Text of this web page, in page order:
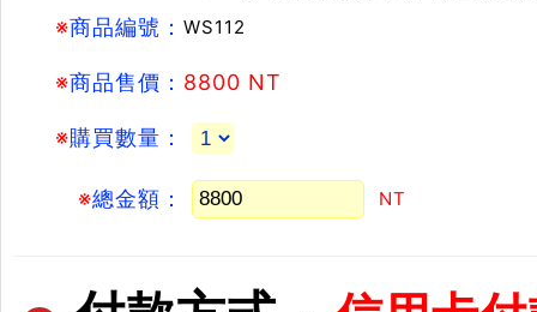
※商品編號： WS112
※商品售價： 8800 NT
※購買數量：
※總金額： NT